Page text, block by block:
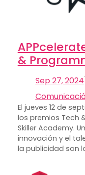
&
Sep 27, 2024
El jueves 12 de
los premios Tech
Skiller Academy.
innovación y el
la publicidad son